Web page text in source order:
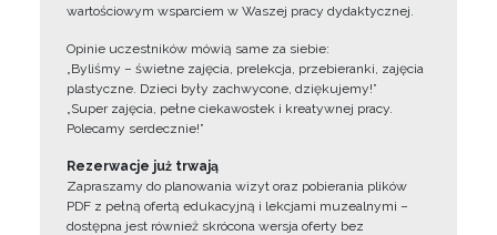
wartościowym wsparciem w Waszej pracy dydaktycznej.
Opinie uczestników mówią same za siebie:
„Byliśmy – świetne zajęcia, prelekcja, przebieranki, zajęcia
plastyczne. Dzieci były zachwycone, dziękujemy!”
„Super zajęcia, pełne ciekawostek i kreatywnej pracy.
Polecamy serdecznie!”
Rezerwacje już trwają
Zapraszamy do planowania wizyt oraz pobierania plików
PDF z pełną ofertą edukacyjną i lekcjami muzealnymi –
dostępna jest również skrócona wersja oferty bez